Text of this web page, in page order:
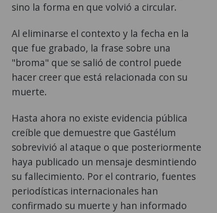
sino la forma en que volvió a circular.
Al eliminarse el contexto y la fecha en la
que fue grabado, la frase sobre una
"broma" que se salió de control puede
hacer creer que está relacionada con su
muerte.
Hasta ahora no existe evidencia pública
creíble que demuestre que Gastélum
sobrevivió al ataque o que posteriormente
haya publicado un mensaje desmintiendo
su fallecimiento. Por el contrario, fuentes
periodísticas internacionales han
confirmado su muerte y han informado